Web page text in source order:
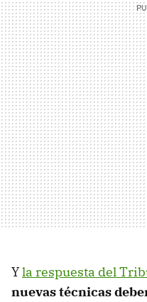
Yla respuesta del
nuevas técnicas